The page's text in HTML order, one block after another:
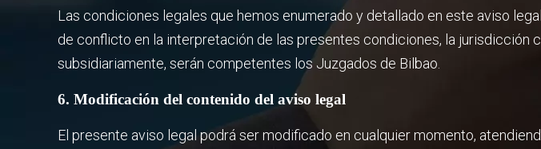
Las condiciones legales que hemos enumerado y detallado en este aviso
de conflicto en la interpretación de las presentes condiciones, la jurisdicción
subsidiariamente, serán competentes los Juzgados de Bilbao.
6. Modificación del contenido del aviso legal
El presente aviso legal podrá ser modificado en cualquier momento,